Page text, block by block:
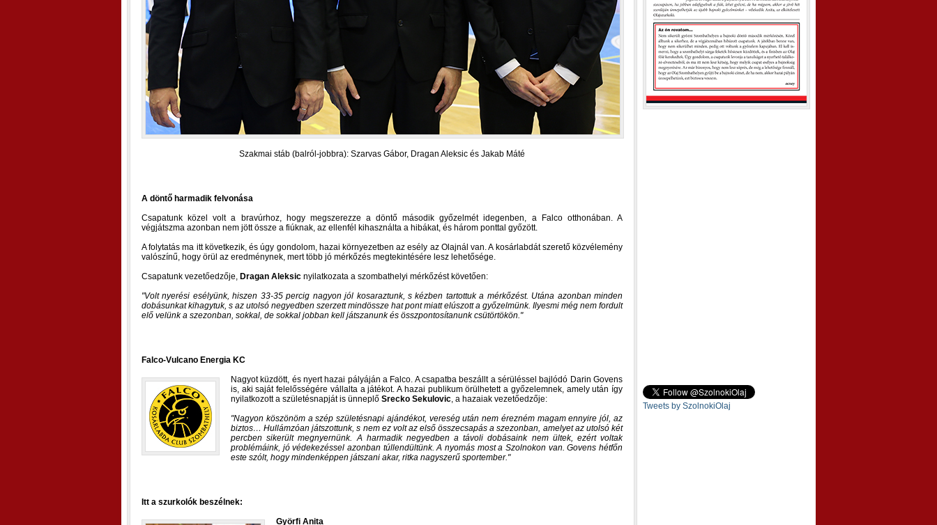
Szakmai stáb (balról-jobbra): Szarvas Gábor, Dragan Aleksic és Jakab Máté
A döntő harmadik felvonása
Csapatunk közel volt a bravúrhoz, hogy megszerezze a döntő második győzelmét idegenben, a Falco otthonában. A
végjátszma azonban nem jött össze a fiúknak, az ellenfél kihasználta a hibákat, és három ponttal győzött.
A folytatás ma itt következik, és úgy gondolom, hazai környezetben az esély az Olajnál van. A kosárlabdát szerető közvélemény
valószínű, hogy örül az eredménynek, mert több jó mérkőzés megtekintésére lesz lehetősége.
Csapatunk vezetőedzője, Dragan Aleksic nyilatkozata a szombathelyi mérkőzést követően:
Volt nyerési esélyünk, hiszen 33-35 percig nagyon jól kosaraztunk, s kézben tartottuk a mérkőzést. Utána azonban minden
dobásunkat kihagytuk, s az utolsó negyedben szerzett mindössze hat pont miatt elúszott a győzelmünk. Ilyesmi még nem fordult
elő velünk a szezonban, sokkal, de sokkal jobban kell játszanunk és összpontosítanunk csütörtökön.
Falco-Vulcano Energia KC
Nagyot küzdött, és nyert hazai pályáján a Falco. A csapatba beszállt a sérüléssel bajlódó Darin Govens
is, aki saját felelősségére vállalta a játékot. A hazai publikum örülhetett a győzelemnek, amely után így
nyilatkozott a születésnapját is ünneplő Srecko Sekulovic, a hazaiak vezetőedzője:
Nagyon köszönöm a szép születésnapi ajándékot, vereség után nem érezném magam ennyire jól, az
biztos… Hullámzóan játszottunk, s nem ez volt az első összecsapás a szezonban, amelyet az utolsó két
percben sikerült megnyernünk. A harmadik negyedben a távoli dobásaink nem ültek, ezért voltak
problémáink, jó védekezéssel azonban túllendültünk. A nyomás most a Szolnokon van. Govens hétfőn
este szólt, hogy mindenképpen játszani akar, ritka nagyszerű sportember.
Itt a szurkolók beszélnek:
Györfi Anita
Tweets by SzolnokiOlaj